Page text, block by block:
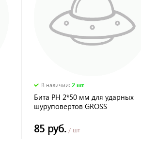
В наличии: 2 шт
Бита PH 2*50 мм для ударных
шуруповертов GROSS
85 руб./ шт